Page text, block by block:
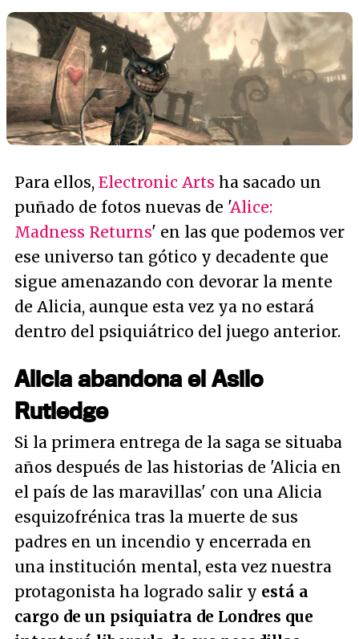
Para ellos, Electronic Arts ha sacado un
puñado de fotos nuevas de 'Alice:
Madness Returns' en las que podemos ver
ese universo tan gótico y decadente que
sigue amenazando con devorar la mente
de Alicia, aunque esta vez ya no estará
dentro del psiquiátrico del juego anterior.
Alicia abandona el Asilo
Rutledge
Si la primera entrega de la saga se situaba
años después de las historias de 'Alicia en
el país de las maravillas' con una Alicia
esquizofrénica tras la muerte de sus
padres en un incendio y encerrada en
una institución mental, esta vez nuestra
protagonista ha logrado salir y está a
cargo de un psiquiatra de Londres que